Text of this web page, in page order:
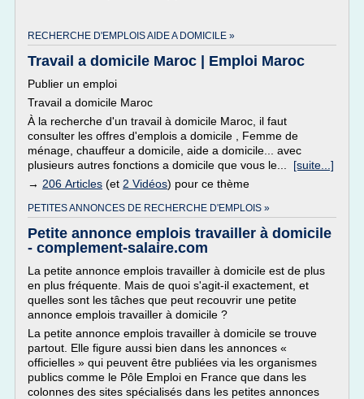
RECHERCHE D'EMPLOIS AIDE A DOMICILE »
Travail a domicile Maroc | Emploi Maroc
Publier un emploi
Travail a domicile Maroc
À la recherche d'un travail à domicile Maroc, il faut
consulter les offres d'emplois a domicile , Femme de
ménage, chauffeur a domicile, aide a domicile... avec
plusieurs autres fonctions a domicile que vous le... [suite...]
→ 206 Articles (et 2 Vidéos) pour ce thème
PETITES ANNONCES DE RECHERCHE D'EMPLOIS »
Petite annonce emplois travailler à domicile
- complement-salaire.com
La petite annonce emplois travailler à domicile est de plus
en plus fréquente. Mais de quoi s'agit-il exactement, et
quelles sont les tâches que peut recouvrir une petite
annonce emplois travailler à domicile ?
La petite annonce emplois travailler à domicile se trouve
partout. Elle figure aussi bien dans les annonces «
officielles » qui peuvent être publiées via les organismes
publics comme le Pôle Emploi en France que dans les
colonnes des sites spécialisés dans les petites annonces